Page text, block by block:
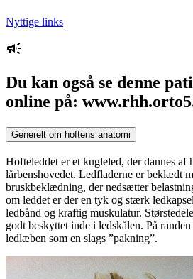
Nyttige links
Du kan også se denne
online på:
Generelt om hoftens anatomi
Hofteleddet er et kugleled, der dannes af
lårbenshovedet. Ledfladerne er beklædt
bruskbeklædning, der nedsætter
om leddet er der en tyk og stærk
ledbånd og kraftig muskulatur.
godt beskyttet inde i ledskålen. På
ledlæben som en slags ”pakning”.